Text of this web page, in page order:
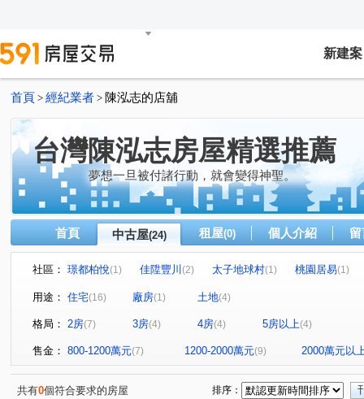
新建案
首頁 > 經紀業者 > 陳泓志的店舖
台灣陳泓志房屋精選推薦
夢想一旦被付諸行動，就會變得神聖。
首頁 中古屋(24) 租屋(0) 個人介紹
社區： 璟都柏悅(1) 佳陞豐川 (2) 太子地球村(1) 桃園居易(1)
竹城大阪 中悅花園廣場 (1)
南美街
中山路 中華路(1) 崁頭厝段(1)
吉林路(1) 六福路 奉化路(1) 南崁路一段(2)
南山
南竹路四段(1) 中正路(1) 油管路一段(2)
用途： 住宅(16) 廠房(1) 土地(4)
格局： 2房(7) 3房(4) 4房(4) 5房以上(4)
售金： 800-1200萬元(7) 1200-2000萬元(9) 2000萬元以
共有0個符合要求的房屋 排序：